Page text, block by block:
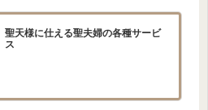
聖天様に仕える聖夫婦の各種サービ
ス